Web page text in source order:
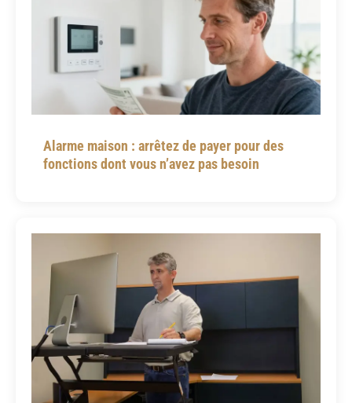
Alarme maison : arrêtez de payer pour des
fonctions dont vous n’avez pas besoin